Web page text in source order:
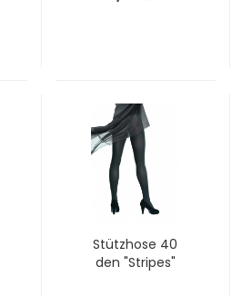
Stütz­ho­se 40
den "Stripes"